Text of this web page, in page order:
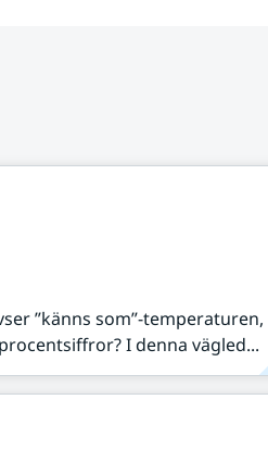
”känns som”-temperaturen,
I denna vägled...